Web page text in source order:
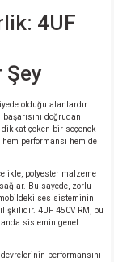
4UF
Şey
olduğu alanlardır.
doğrudan
çeken bir seçenek
performansı hem de
polyester malzeme
Bu sayede, zorlu
ses sisteminin
4UF 450V RM, bu
sistemin genel
performansını